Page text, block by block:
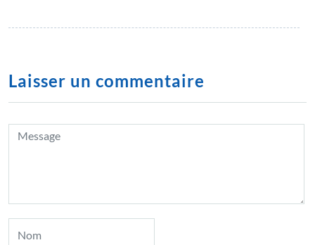
Laisser un commentaire